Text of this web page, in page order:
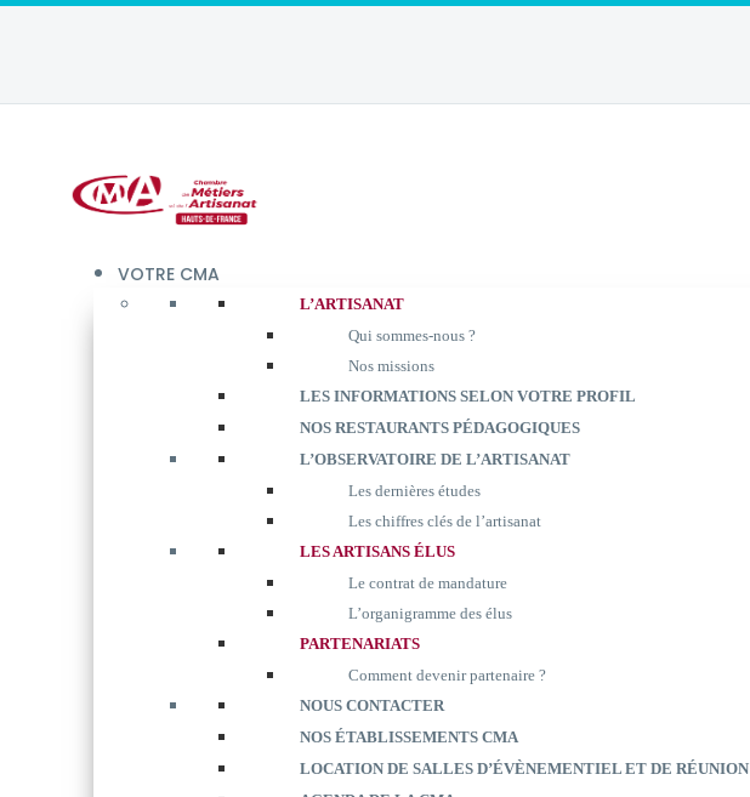
VOTRE CMA
L’ARTISANAT
Qui sommes-nous ?
Nos missions
LES INFORMATIONS SELON VOTRE PROFIL
NOS RESTAURANTS PÉDAGOGIQUES
L’OBSERVATOIRE DE L’ARTISANAT
Les dernières études
Les chiffres clés de l’artisanat
LES ARTISANS ÉLUS
Le contrat de mandature
L’organigramme des élus
PARTENARIATS
Comment devenir partenaire ?
NOUS CONTACTER
NOS ÉTABLISSEMENTS CMA
LOCATION DE SALLES D’ÉVÈNEMENTIEL ET DE RÉUNION